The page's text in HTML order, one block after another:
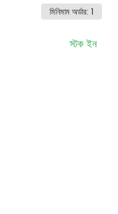
মিনিমাম অর্ডার: 1
স্টক ইন